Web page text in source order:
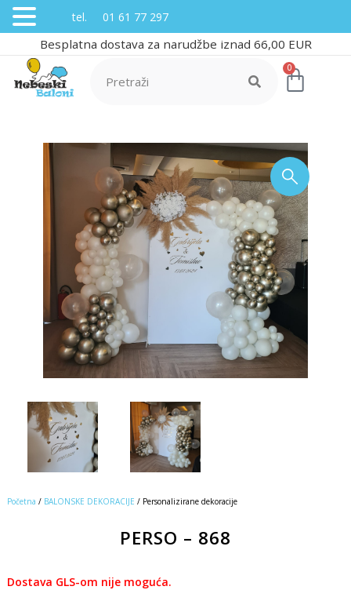
Besplatna dostava za narudžbe iznad 66,00 EUR
0
Početna / BALONSKE DEKORACIJE / Personalizirane dekoracije
PERSO – 868
Dostava GLS-om nije moguća.
tel. 01 61 77 297